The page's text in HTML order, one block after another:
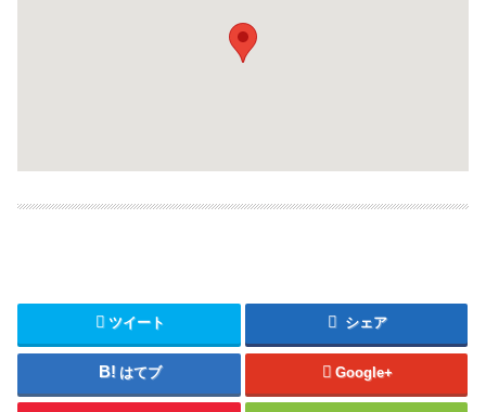
ツイート シェア
はてブ Google+